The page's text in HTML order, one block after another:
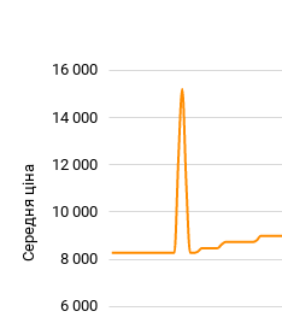
Середня ціна 10 000
6 000
8 000
10 000
12 000
14 000
16 000